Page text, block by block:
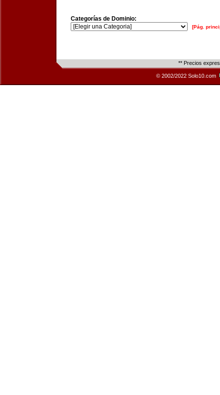
Categorías de Dominio:
[Pág.
** Precios
© 2002/2022 Solo10.com